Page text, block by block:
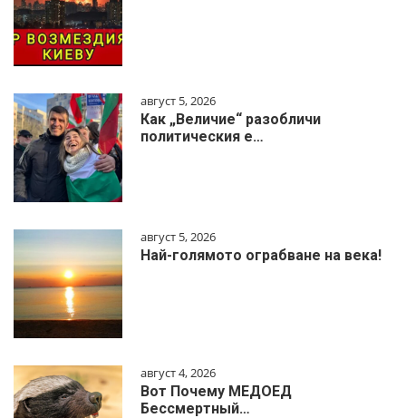
август 5, 2026
Как „Величие“ разобличи
политическия е…
август 5, 2026
Най-голямото ограбване на века!
август 4, 2026
Вот Почему МЕДОЕД
Бессмертный…